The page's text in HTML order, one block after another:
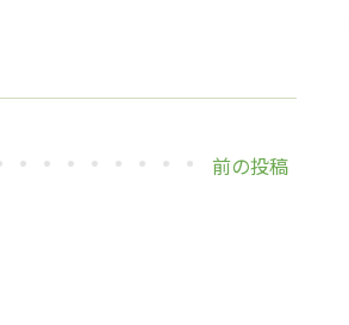
前の投稿